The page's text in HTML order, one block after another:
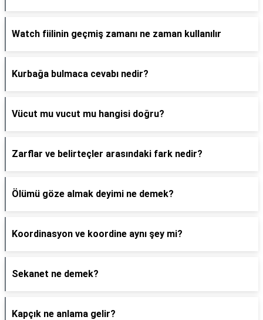
Watch fiilinin geçmiş zamanı ne zaman kullanılır
Kurbağa bulmaca cevabı nedir?
Vücut mu vucut mu hangisi doğru?
Zarflar ve belirteçler arasındaki fark nedir?
Ölümü göze almak deyimi ne demek?
Koordinasyon ve koordine aynı şey mi?
Sekanet ne demek?
Kapçık ne anlama gelir?